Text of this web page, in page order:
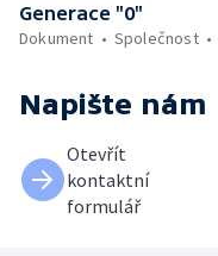
Generace "0"
Dokument
Společnost
Napište nám
Otevřít
kontaktní
formulář